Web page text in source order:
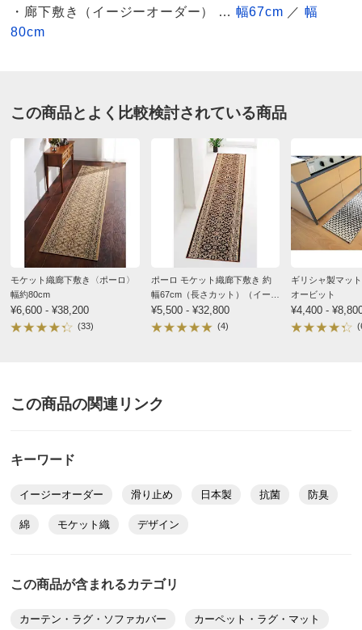
送料・送料種
別
基本配送料：¥ 880
サイズ 奥行130～140cm
¥8,300
送料・送料種
基本配送料：¥
※お届け先が同じであれば複数個ご購入いただいても¥880です。
商品番号 900-LE13-29
サイズ 奥行160～170cm
送料・送料種
基本配送料：¥880
税込 ¥12,000 税抜
別
※お届け先が同じであれば複数個ご購入いただいても¥880です。
奥行350～380cm ローズケイ
す。色については一番小さい物を試しに購入し、先に使
用していたので、だいたい予想していました。しかし大
きくなったので、思ったよりは白い部分が減りました。
でもローズ系というよりは、鉄さび色とでも言うので
しょうか。私はまあまあ納得です。家には合っているの
で良かったと思って居ます。厚さが以前の絨毯とあまり
違わないのも良かったです。
2025/02/13
奥行250～280cm ベージュケイ
裸足で歩いても、スリッパでも歩き心地が良いので、満
2024/02/29
奥行650～730cm ローズケイ
ワックスのかかったフローリングの廊下は、冬場冷たい
厚みがあって踏み心地すごく良いてす。
・廊下敷き（イージーオーダー） … 幅67cm ／ 幅
80cm
この商品とよく比較検討されている商品
モケット織廊下敷き〈ポーロ〉
幅約80cm
¥6,600 - ¥38,200
(33)
ポーロ モケット織廊下敷き 約
幅67cm（長さカット）（イー
ジーオーダー）
¥5,500 - ¥32,800
(4)
ギリシャ製マッ
オービット
¥4,400 -
この商品の関連リンク
キーワード
イージーオーダー 滑り止め 日本製 抗菌 防臭
綿 モケット織 デザイン
この商品が含まれるカテゴリ
カーテン・ラグ・ソファカバー カーペット・ラグ・マット